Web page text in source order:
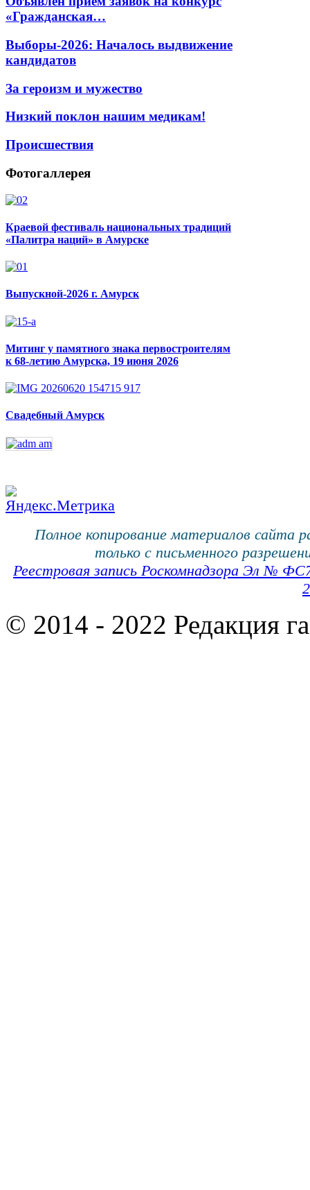
«Гражданская…
Выборы-2026: Началось выдвижение
кандидатов
За героизм и мужество
Низкий поклон нашим медикам!
Происшествия
Фотогаллерея
Краевой фестиваль национальных традиций
«Палитра наций» в Амурске
Выпускной-2026 г. Амурск
Митинг у памятного знака первостроителям
к 68-летию Амурска, 19 июня 2026
Свадебный Амурск
Полное копирование материалов сайта
только с письменного
Реестровая запись Роскомнадзора Эл №
© 2014 - 2022 Редакция